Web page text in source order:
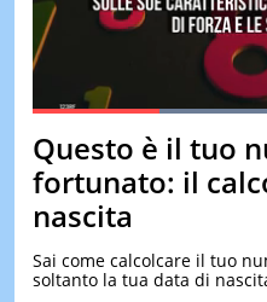
PauseUnmute
Questo è il tuo
fortunato: il
nascita
Sai come calcolcare il tuo
soltanto la tua data di